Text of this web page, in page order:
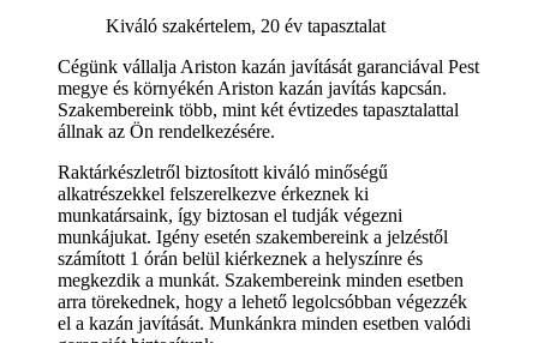
Kiváló szakértelem, 20 év tapasztalat
Cégünk vállalja Ariston kazán javítását garanciával Pest
megye és környékén Ariston kazán javítás kapcsán.
Szakembereink több, mint két évtizedes tapasztalattal
állnak az Ön rendelkezésére.
Raktárkészletről biztosított kiváló minőségű
alkatrészekkel felszerelkezve érkeznek ki
munkatársaink, így biztosan el tudják végezni
munkájukat. Igény esetén szakembereink a jelzéstől
számított 1 órán belül kiérkeznek a helyszínre és
megkezdik a munkát. Szakembereink minden esetben
arra törekednek, hogy a lehető legolcsóbban végezzék
el a kazán javítását. Munkánkra minden esetben valódi